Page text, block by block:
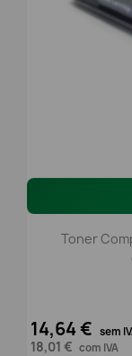
Toner
14,64 € sem
18,01 € com IVA